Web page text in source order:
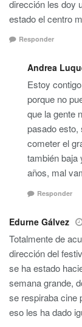
dirección les doy
estado el centro
Responder
Andrea
Estoy
porque no
que la gente
pasado esto,
cometer el
también baja
años, mal
Responder
Edurne Gálvez
Totalmente de
dirección del
se ha estado
semana grande,
se respiraba cine
eso les ha dado